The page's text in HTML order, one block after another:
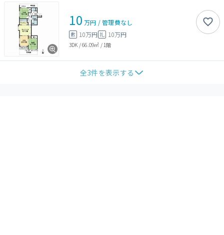
10 万円 /管理費なし
敷 10万円 礼 10万円
3DK /66.09㎡ / 1階
全3件を表示する